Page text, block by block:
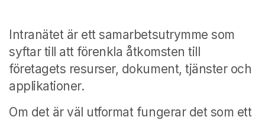
Intranätet är ett samarbetsutrymme som
syftar till att förenkla åtkomsten till
företagets resurser, dokument, tjänster och
applikationer.
Om det är väl utformat fungerar det som ett